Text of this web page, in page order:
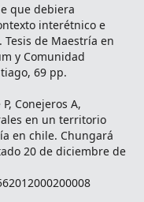
que debiera
interétnico e
de Maestría en
y Comunidad
69 pp.
Conejeros A,
en un territorio
en chile. Chungará
20 de diciembre de